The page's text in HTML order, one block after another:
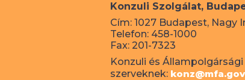
Konzuli Szolgálat,
Cím: 1027 Budapest, Nagy
Telefon: 458-1000
Fax: 201-7323
Konzuli és
szerveknek: